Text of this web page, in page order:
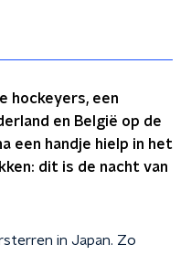
hockeyers, een
en België op de
een handje hielp in het
dit is de nacht van
in Japan. Zo